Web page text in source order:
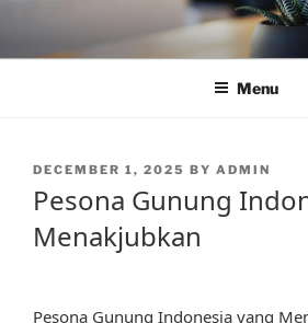
content
Menu
POSTED
DECEMBER 1, 2025 BY ADMIN
Pesona Gunung
Menakjubkan
Pesona Gunung Indonesia yang